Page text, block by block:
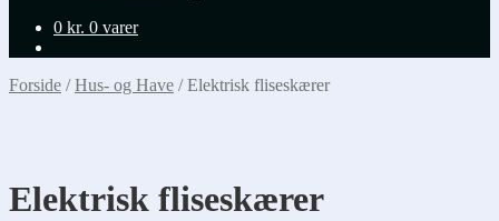
0 kr. 0 varer
Forside /Hus- og Have /Elektrisk fliseskærer
Elektrisk fliseskærer